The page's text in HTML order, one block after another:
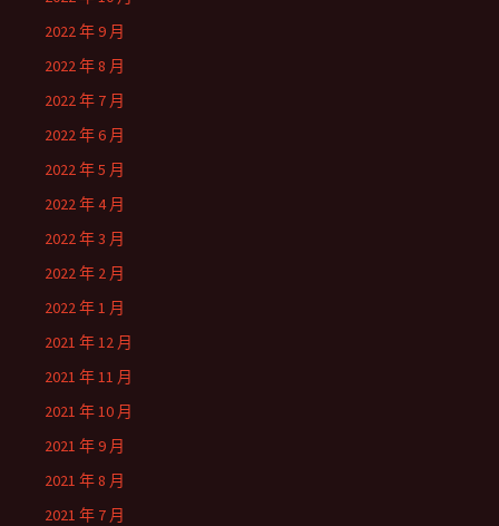
2022 年 9 月
2022 年 8 月
2022 年 7 月
2022 年 6 月
2022 年 5 月
2022 年 4 月
2022 年 3 月
2022 年 2 月
2022 年 1 月
2021 年 12 月
2021 年 11 月
2021 年 10 月
2021 年 9 月
2021 年 8 月
2021 年 7 月